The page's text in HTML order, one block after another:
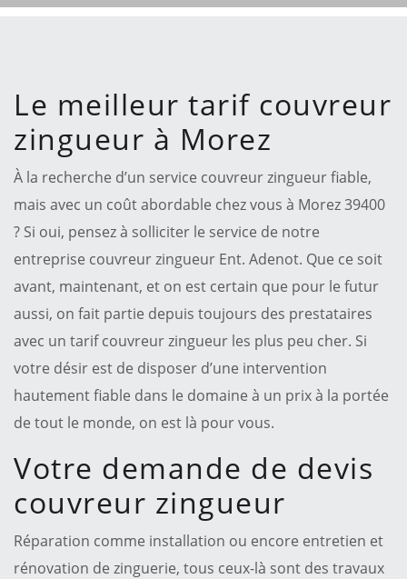
Le meilleur tarif couvreur
zingueur à Morez
À la recherche d’un service couvreur zingueur fiable,
mais avec un coût abordable chez vous à Morez 39400
? Si oui, pensez à solliciter le service de notre
entreprise couvreur zingueur Ent. Adenot. Que ce soit
avant, maintenant, et on est certain que pour le futur
aussi, on fait partie depuis toujours des prestataires
avec un tarif couvreur zingueur les plus peu cher. Si
votre désir est de disposer d’une intervention
hautement fiable dans le domaine à un prix à la portée
de tout le monde, on est là pour vous.
Votre demande de devis
couvreur zingueur
Réparation comme installation ou encore entretien et
rénovation de zinguerie, tous ceux-là sont des travaux